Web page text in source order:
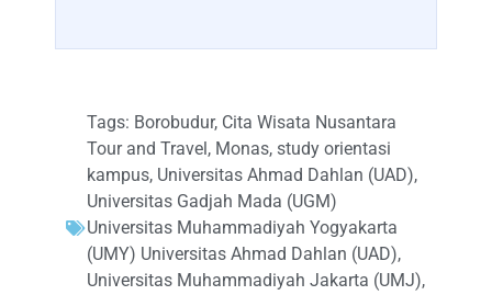
Tags: Borobudur, Cita Wisata Nusantara
Tour and Travel, Monas, study orientasi
kampus, Universitas Ahmad Dahlan (UAD),
Universitas Gadjah Mada (UGM)
Universitas Muhammadiyah Yogyakarta
(UMY) Universitas Ahmad Dahlan (UAD),
Universitas Muhammadiyah Jakarta (UMJ),